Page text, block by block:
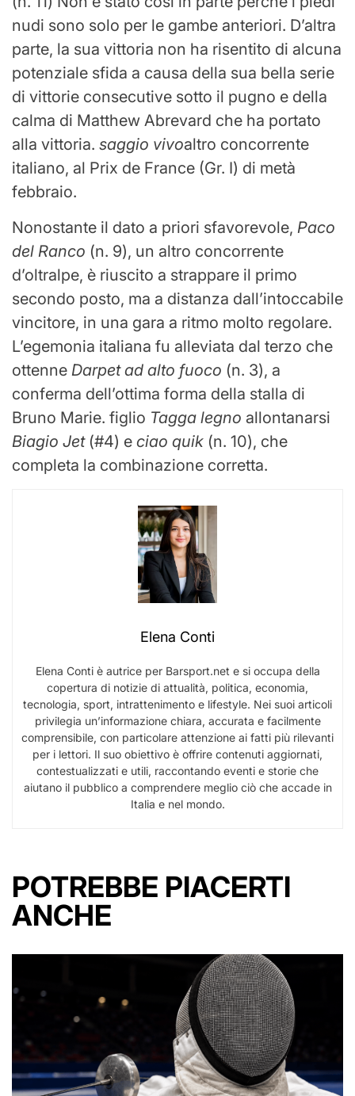
nudi sono solo per le gambe anteriori. D’altra
parte, la sua vittoria non ha risentito di alcuna
potenziale sfida a causa della sua bella serie
di vittorie consecutive sotto il pugno e della
calma di Matthew Abrevard che ha portato
alla vittoria. saggio vivoaltro concorrente
italiano, al Prix de France (Gr. I) di metà
febbraio.
Nonostante il dato a priori sfavorevole, Paco
del Ranco (n. 9), un altro concorrente
d’oltralpe, è riuscito a strappare il primo
secondo posto, ma a distanza dall’intoccabile
vincitore, in una gara a ritmo molto regolare.
L’egemonia italiana fu alleviata dal terzo che
ottenne Darpet ad alto fuoco (n. 3), a
conferma dell’ottima forma della stalla di
Bruno Marie. figlio Tagga legno allontanarsi
Biagio Jet (#4) e ciao quik (n. 10), che
completa la combinazione corretta.
Elena Conti
Elena Conti è autrice per Barsport.net e si occupa della
copertura di notizie di attualità, politica, economia,
tecnologia, sport, intrattenimento e lifestyle. Nei suoi articoli
privilegia un’informazione chiara, accurata e facilmente
comprensibile, con particolare attenzione ai fatti più rilevanti
per i lettori. Il suo obiettivo è offrire contenuti aggiornati,
contestualizzati e utili, raccontando eventi e storie che
aiutano il pubblico a comprendere meglio ciò che accade in
Italia e nel mondo.
POTREBBE PIACERTI
ANCHE